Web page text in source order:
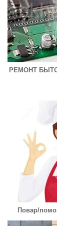
РЕМОНТ
Повар/